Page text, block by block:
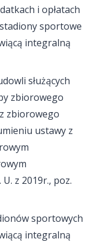
i opłatach
sportowe
integralną
służących
zbiorowego
zbiorowego
ustawy z
z 2019r., poz.
sportowych
integralną